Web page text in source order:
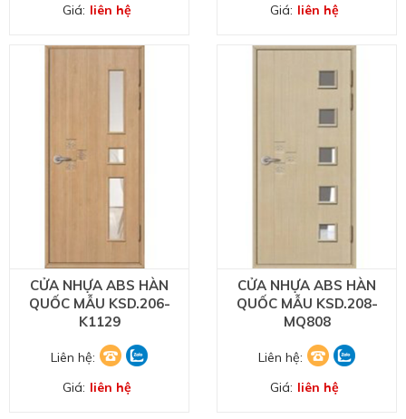
Giá: liên hệ
Giá: liên hệ
CỬA NHỰA ABS HÀN
QUỐC MẪU KSD.206-
K1129
Liên hệ:
Giá: liên hệ
CỬA NHỰA ABS HÀN
QUỐC MẪU KSD.208-
MQ808
Liên hệ:
Giá: liên hệ